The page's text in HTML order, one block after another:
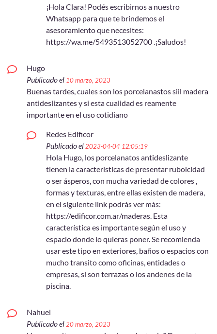
¡Hola Clara! Podés escribirnos a nuestro
Whatsapp para que te brindemos el
asesoramiento que necesites:
https://wa.me/5493513052700 .¡Saludos!
Hugo
Publicado el 10 marzo, 2023
Buenas tardes, cuales son los porcelanastos siil madera
antideslizantes y si esta cualidad es reamente
importante en el uso cotidiano
Redes Edificor
Publicado el 2023-04-04 12:05:19
Hola Hugo, los porcelanatos antideslizante
tienen la características de presentar ruboicidad
o ser ásperos, con mucha variedad de colores ,
formas y texturas, entre ellas existen de madera,
en el siguiente link podrás ver más:
https://edificor.com.ar/maderas. Esta
característica es importante según el uso y
espacio donde lo quieras poner. Se recomienda
usar este tipo en exteriores, baños o espacios con
mucho transito como oficinas, entidades o
empresas, si son terrazas o los andenes de la
piscina.
Nahuel
Publicado el 20 marzo, 2023